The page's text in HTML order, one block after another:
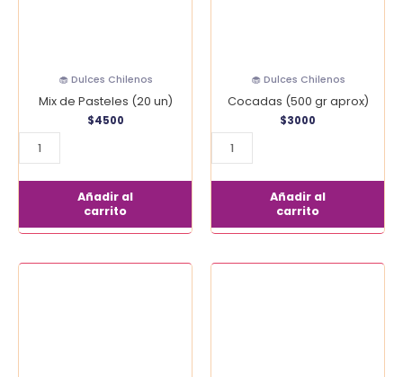
🧁 Dulces Chilenos
Mix de Pasteles (20 un)
$4500
Añadir al
carrito
🧁 Dulces Chilenos
Cocadas (500 gr aprox)
$3000
Añadir al
carrito